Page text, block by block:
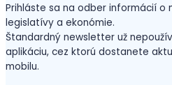
Prihláste sa na odber informácií o
legislatívy a ekonómie.
Štandardný newsletter už
aplikáciu, cez ktorú dostanete
mobilu.